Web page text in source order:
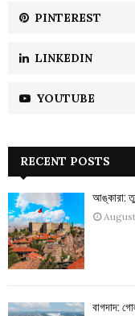
PINTEREST
LINKEDIN
YOUTUBE
RECENT POSTS
আঙ্কারা:
বাগদাদ: